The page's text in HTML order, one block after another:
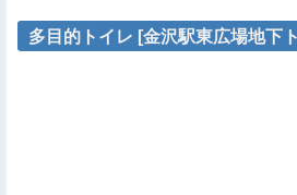
多目的トイレ [金沢駅東広場地下